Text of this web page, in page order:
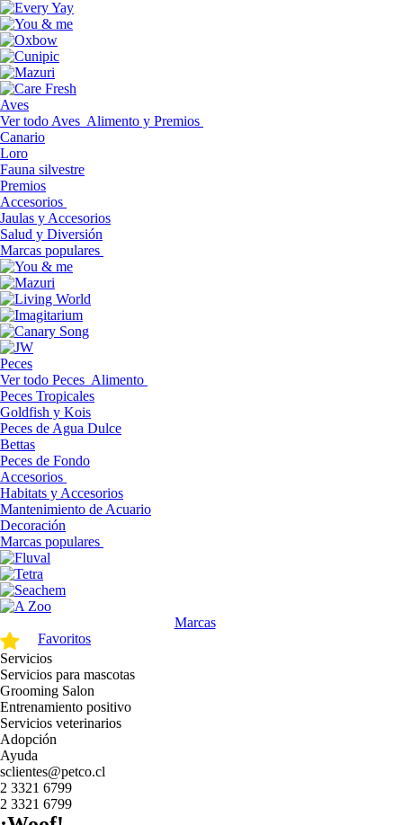
Aves
Ver todo Aves Alimento y Premios
Canario
Loro
Fauna silvestre
Premios
Accesorios
Jaulas y Accesorios
Salud y Diversión
Marcas populares
Peces
Ver todo Peces Alimento
Peces Tropicales
Goldfish y Kois
Peces de Agua Dulce
Bettas
Peces de Fondo
Accesorios
Habitats y Accesorios
Mantenimiento de Acuario
Decoración
Marcas populares
Marcas
Favoritos
Servicios
Servicios para mascotas
Grooming Salon
Entrenamiento positivo
Servicios veterinarios
Adopción
Ayuda
sclientes@petco.cl
2 3321 6799
2 3321 6799